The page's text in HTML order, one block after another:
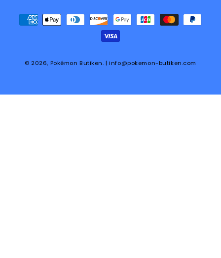
© 2026, Pokémon Butiken. | info@pokemon-butiken.com
Betalningsmetoder